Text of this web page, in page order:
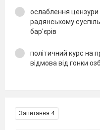
ослаблення цензури
радянському
бар'єрів
політичний курс на
відмова від гонки
Запитання 4